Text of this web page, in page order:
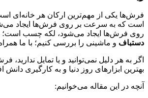
فرش‌ها یکی از مهم‌ترین ارکان هر خانه‌ای است
است که به سرعت بر روی فرش‌ها ایجاد
روی فرش‌ها ایجاد می‌شود، لکه چسب است؛ به
دستباف و ماشینی را بررسی کنیم؛ با ما
اگر به هر دلیل نمی‌توانید و یا تمایل ندارید،
بهترین ابزارهای روز دنیا و به کارگیری
آنچه در این مقاله می‌خوانیم: